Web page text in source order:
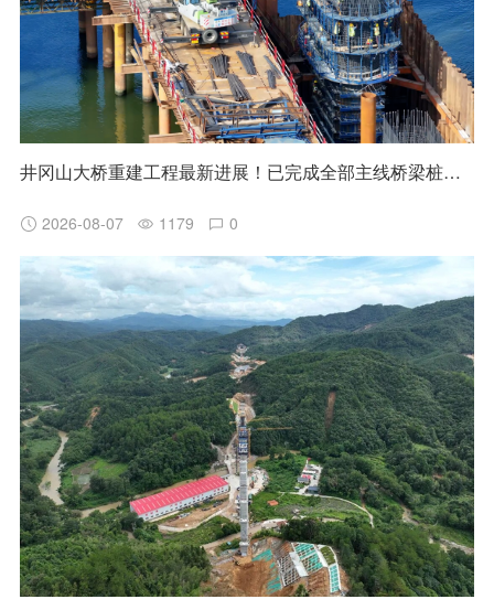
井冈山大桥重建工程最新进展！已完成全部主线桥梁桩基施工
2026-08-07 1179 0